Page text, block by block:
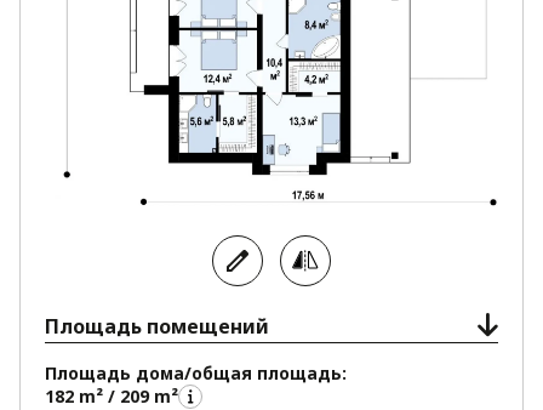
Площадь помещений
Площадь дома/общая площадь:
182 m² / 209 m²